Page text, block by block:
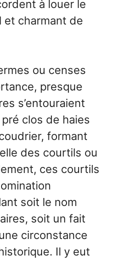
à louer le
et charmant de
ou censes
presque
s’entouraient
pré clos de haies
formant
des courtils ou
ces courtils
soit le nom
soit un fait
circonstance
Il y eut